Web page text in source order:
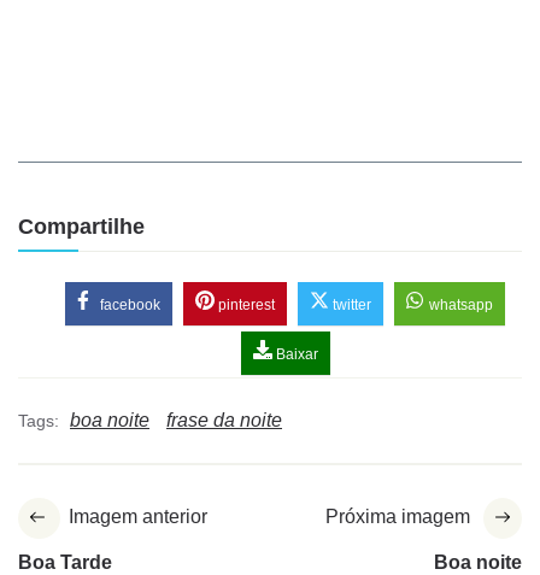
Compartilhe
facebook pinterest twitter whatsapp
Baixar
Tags: boa noite frase da noite
Imagem anterior
Boa Tarde
Próxima imagem
Boa noite